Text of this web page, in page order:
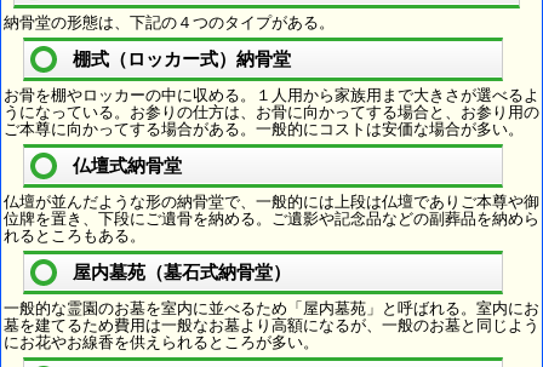
納骨堂の形態は、下記の４つのタイプがある。
棚式（ロッカー式）納骨堂
お骨を棚やロッカーの中に収める。１人用から家族用まで大きさが選べるよ
うになっている。お参りの仕方は、お骨に向かってする場合と、お参り用の
ご本尊に向かってする場合がある。一般的にコストは安価な場合が多い。
仏壇式納骨堂
仏壇が並んだような形の納骨堂で、一般的には上段は仏壇でありご本尊や御
位牌を置き、下段にご遺骨を納める。ご遺影や記念品などの副葬品を納めら
れるところもある。
屋内墓苑（墓石式納骨堂）
一般的な霊園のお墓を室内に並べるため「屋内墓苑」と呼ばれる。室内にお
墓を建てるため費用は一般なお墓より高額になるが、一般のお墓と同じよう
にお花やお線香を供えられるところが多い。